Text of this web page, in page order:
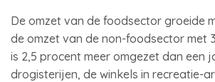
De omzet van de foodsector groeide
de omzet van de non-foodsector met
is 2,5 procent meer omgezet dan een
drogisterijen, de winkels in recreatie-